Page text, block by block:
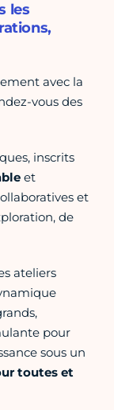
les
avec la
vous des
inscrits
et
et
de
ateliers
pour
sous un
toutes et